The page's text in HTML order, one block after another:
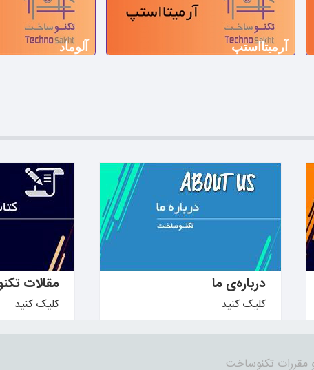
آرمیتااستپ آلوماد
بیشتر بدانید ←
درباره‌ی ما
کلیک کنید
بیشتر بدانید ←
مقالات
کلیک کنید
مقررات تکنوساخت